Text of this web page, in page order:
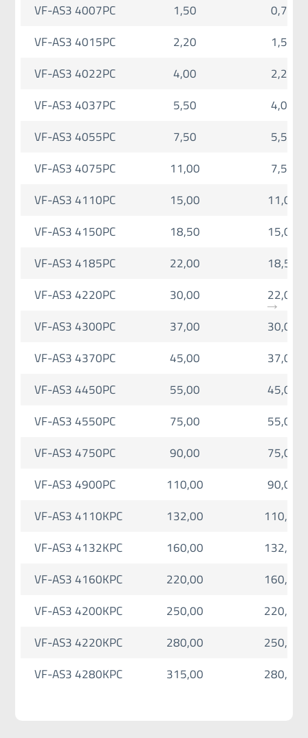
VF-AS3 4007PC
1,50
0,75
VF-AS3 4015PC
2,20
1,50
VF-AS3 4022PC
4,00
2,20
VF-AS3 4037PC
5,50
4,00
VF-AS3 4055PC
7,50
5,50
VF-AS3 4075PC
11,00
7,50
VF-AS3 4110PC
15,00
11,00
VF-AS3 4150PC
18,50
15,00
VF-AS3 4185PC
22,00
18,50
VF-AS3 4220PC
30,00
22,00
VF-AS3 4300PC
37,00
30,00
VF-AS3 4370PC
45,00
37,00
VF-AS3 4450PC
55,00
45,00
VF-AS3 4550PC
75,00
55,00
VF-AS3 4750PC
90,00
75,00
VF-AS3 4900PC
110,00
90,00
VF-AS3 4110KPC
132,00
110,00
VF-AS3 4132KPC
160,00
132,00
VF-AS3 4160KPC
220,00
160,00
VF-AS3 4200KPC
250,00
220,00
VF-AS3 4220KPC
280,00
250,00
VF-AS3 4280KPC
315,00 280,00